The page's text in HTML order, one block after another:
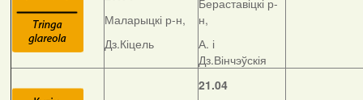
Маларыцкі р-н,
Дз.Кіцель
Бераставіцкі р-
н,
А. і
Дз.Вінчэўскія
21.04